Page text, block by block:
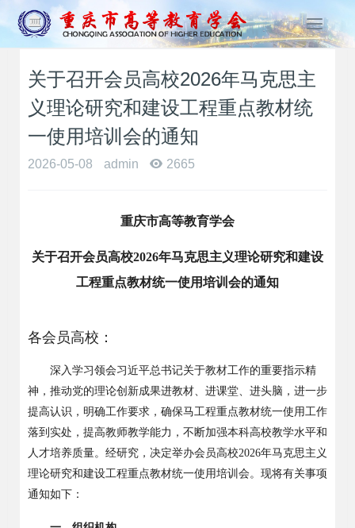
T
o
g
i
关于召开会员高校2026年马克思主
义理论研究和建设工程重点教材统
一使用培训会的通知
2026-05-08 admin 2665
重庆市高等教育学会
关于召开会员高校2026年马克思主义理论研究和建设
工程重点教材统一使用培训会的通知
各会员高校 ：
深入学习领会习近平总书记关于教材工作的重要指示精
神，推动党的理论创新成果进教材、进课堂、进头脑，进一步
提高认识，明确工作要求，确保马工程重点教材统一使用工作
落到实处，提高教师教学能力，不断加强本科高校教学水平和
人才培养质量。经研究，决定举办会员高校2026年马克思主义
理论研究和建设工程重点教材统一使用培训会。现将有关事项
通知如下：